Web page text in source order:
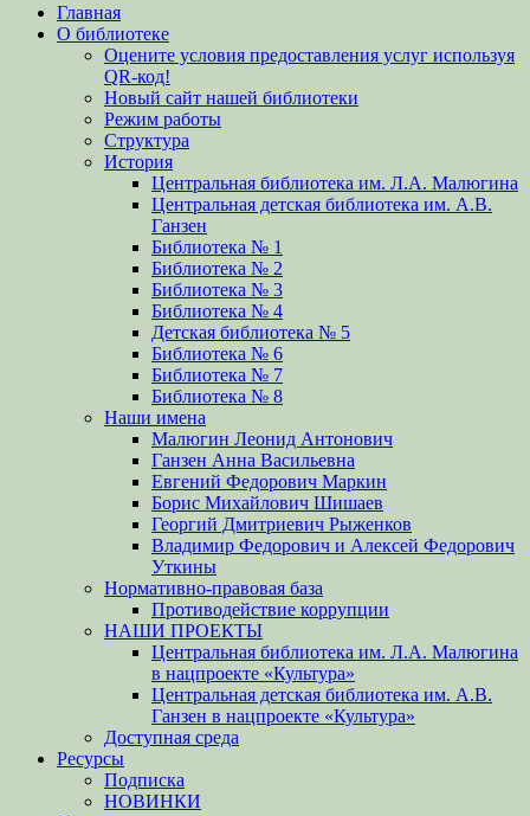
вверх
Главная
О библиотеке
Оцените условия предоставления услуг используя
QR-код!
Новый сайт нашей библиотеки
Режим работы
Структура
История
Центральная библиотека им. Л.А. Малюгина
Центральная детская библиотека им. А.В.
Ганзен
Библиотека № 1
Библиотека № 2
Библиотека № 3
Библиотека № 4
Детская библиотека № 5
Библиотека № 6
Библиотека № 7
Библиотека № 8
Наши имена
Малюгин Леонид Антонович
Ганзен Анна Васильевна
Евгений Федорович Маркин
Борис Михайлович Шишаев
Георгий Дмитриевич Рыженков
Владимир Федорович и Алексей Федорович
Уткины
Нормативно-правовая база
Противодействие коррупции
НАШИ ПРОЕКТЫ
Центральная библиотека им. Л.А. Малюгина
в нацпроекте «Культура»
Центральная детская библиотека им. А.В.
Ганзен в нацпроекте «Культура»
Доступная среда
Ресурсы
Подписка
НОВИНКИ